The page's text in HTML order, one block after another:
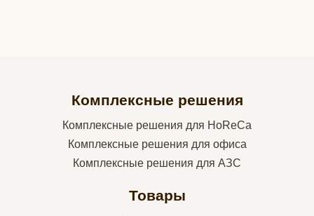
Комплексные решения
Комплексные решения для HoReCa
Комплексные решения для офиса
Комплексные решения для АЗС
Товары